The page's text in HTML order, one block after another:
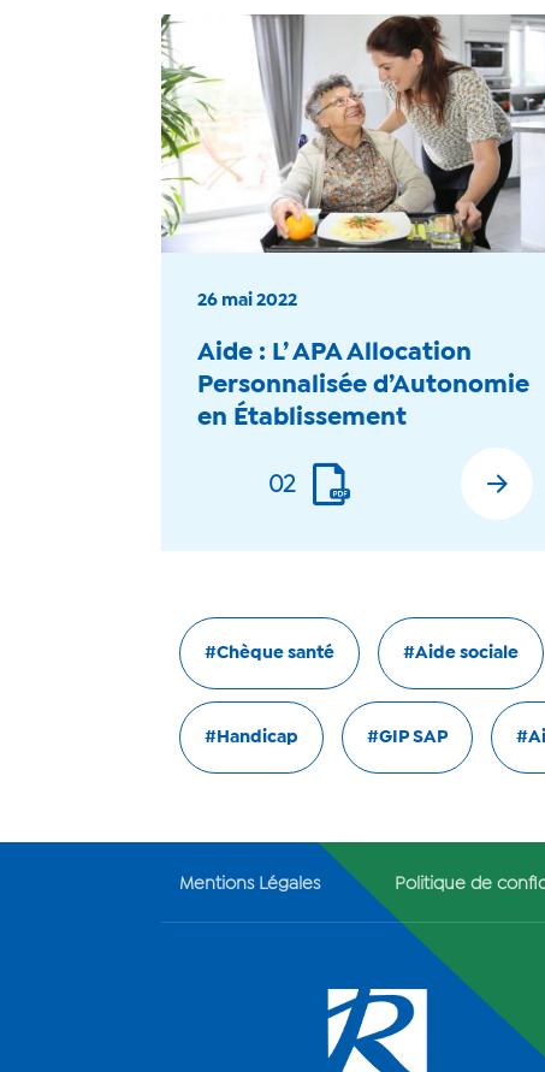
26 mai 2022
Aide : L’ APA Allocation
Personnalisée d’Autonomie
en Établissement
02 En savoir plus
#Chèque santé #Aide sociale
#Handicap #GIP SAP
Mentions Légales Politique de